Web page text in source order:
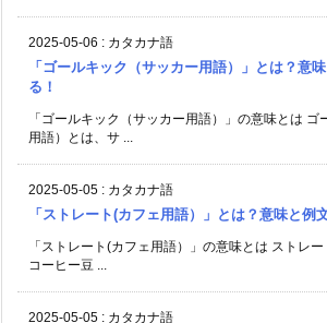
2025-05-06 : カタカナ語
「ゴールキック（サッカー用語）」とは？意
る！
「ゴールキック（サッカー用語）」の意味とは ゴ
用語）とは、サ ...
2025-05-05 : カタカナ語
「ストレート(カフェ用語）」とは？意味と例
「ストレート(カフェ用語）」の意味とは ストレー
コーヒー豆 ...
2025-05-05 : カタカナ語